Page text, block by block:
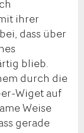
ihrer
dass über
blieb.
durch die
Wiget auf
Weise
gerade